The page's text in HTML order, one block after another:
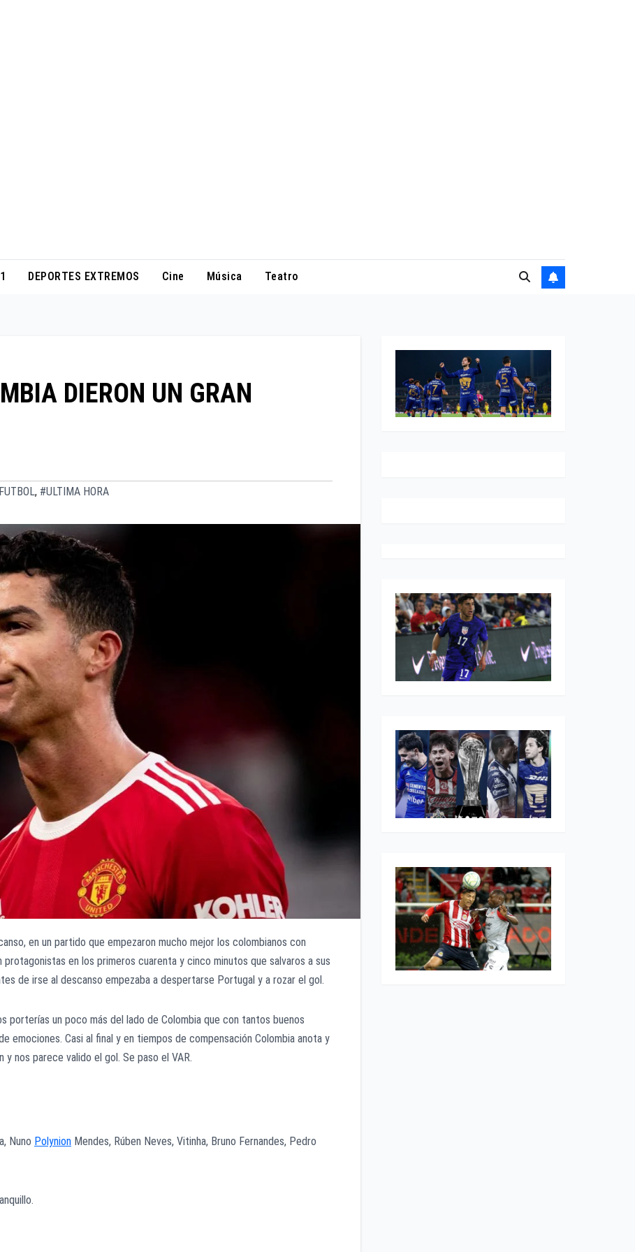
DEPORTES EXTREMOS Cine Música Teatro
DIERON UN GRAN
, #ULTIMA HORA
en un partido que empezaron mucho mejor los colombianos con
en los primeros cuarenta y cinco minutos que salvaros a sus
de irse al descanso empezaba a despertarse Portugal y a rozar el gol.
porterías un poco más del lado de Colombia que con tantos buenos
emociones. Casi al final y en tiempos de compensación Colombia anota y
nos parece valido el gol. Se paso el VAR.
Nuno Polynion Mendes, Rúben Neves, Vitinha, Bruno Fernandes, Pedro